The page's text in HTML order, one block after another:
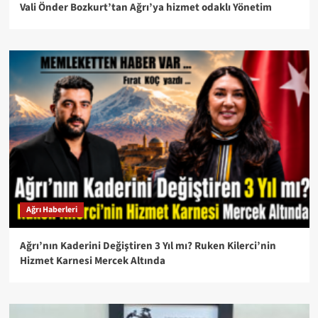
Vali Önder Bozkurt’tan Ağrı’ya hizmet odaklı Yönetim
Ağrı Haberleri
Ağrı’nın Kaderini Değiştiren 3 Yıl mı? Ruken Kilerci’nin
Hizmet Karnesi Mercek Altında